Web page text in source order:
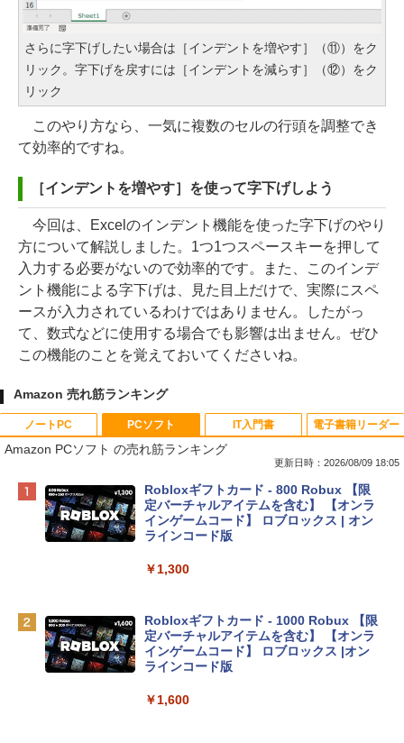
さらに字下げしたい場合は［インデントを増やす］（⑪）をク
リック。字下げを戻すには［インデントを減らす］（⑫）をク
リック
このやり方なら、一気に複数のセルの行頭を調整でき
て効率的ですね。
［インデントを増やす］を使って字下げしよう
今回は、Excelのインデント機能を使った字下げのやり
方について解説しました。1つ1つスペースキーを押して
入力する必要がないので効率的です。また、このインデ
ント機能による字下げは、見た目上だけで、実際にスペ
ースが入力されているわけではありません。したがっ
て、数式などに使用する場合でも影響は出ません。ぜひ
この機能のことを覚えておいてくださいね。
Amazon 売れ筋ランキング
ノートPC
Apple 2026 MacBook Neo A18 Proチッ
プ搭載13インチノートブック：AIとAppl
e Intelligenceのために設計、Liquid Ret
inaディスプレイ、8GBユニファイドメモ
eTime HDカメラ - インディゴ
tomtoc 360°保護 15.6 16インチ パソコ
ンケース Dell NEC Lavie ASUS HP dyna
PCソフト
Amazon PCソフト の売れ筋ランキング
更新日時：2026/08/09 18:05
Robloxギフトカード - 800 Robux 【限
定バーチャルアイテムを含む】 【オンラ
インゲームコード】 ロブロックス | オン
ラインコード版
￥1,300
Robloxギフトカード - 1000 Robux 【限
定バーチャルアイテムを含む】 【オンラ
インゲームコード】 ロブロックス |オン
ラインコード版
￥1,600
IT入門書 電子書籍リーダー